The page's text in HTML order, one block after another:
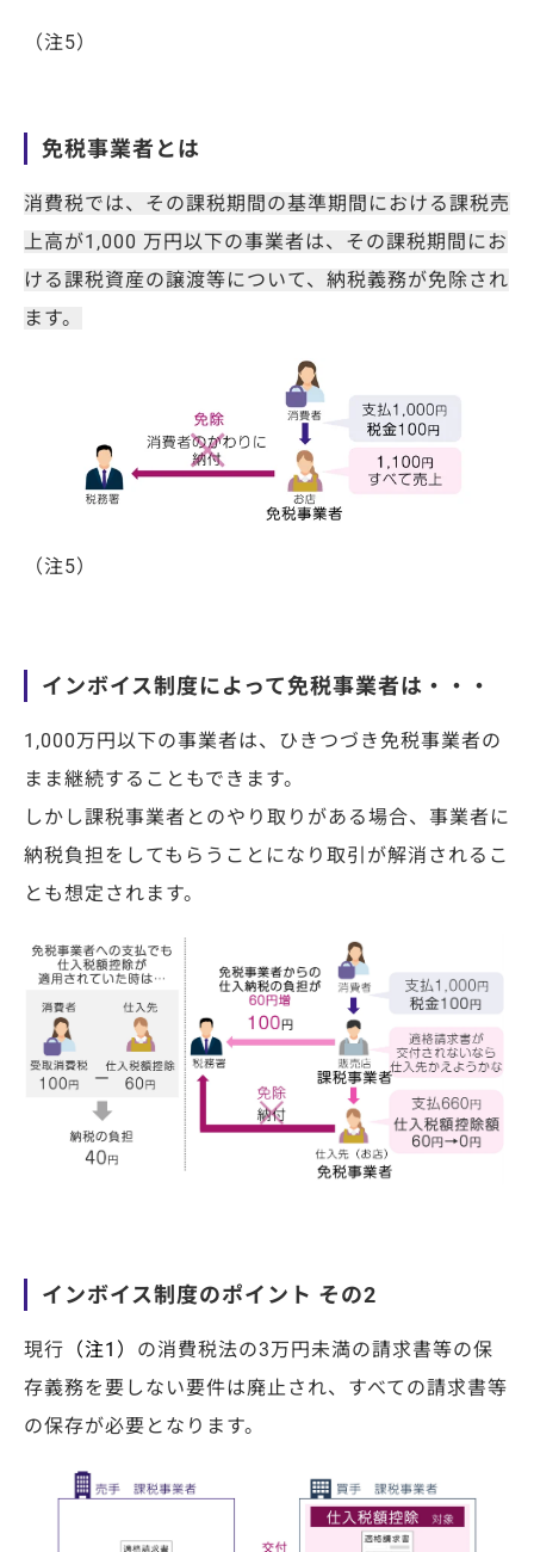
（注5）
免税事業者とは
消費税では、その課税期間の基準期間における課税売
上高が1,000 万円以下の事業者は、その課税期間にお
ける課税資産の譲渡等について、納税義務が免除され
ます。
（注5）
インボイス制度によって免税事業者は・・・
1,000万円以下の事業者は、ひきつづき免税事業者の
まま継続することもできます。
しかし課税事業者とのやり取りがある場合、事業者に
納税負担をしてもらうことになり取引が解消されるこ
とも想定されます。
インボイス制度のポイント その2
現行 （注1） の消費税法の3万円未満の請求書等の保
存義務を要しない要件は廃止され、すべての請求書等
の保存が必要となります。